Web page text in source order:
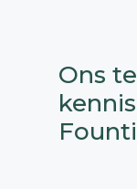
Ons
Founti